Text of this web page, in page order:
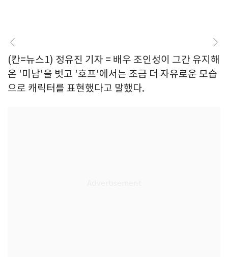
(칸=뉴스1) 정유진 기자 = 배우 조인성이 그간 유지해
온 '미남'을 벗고 '호프'에서는 조금 더 자유로운 모습
으로 캐릭터를 표현했다고 말했다.